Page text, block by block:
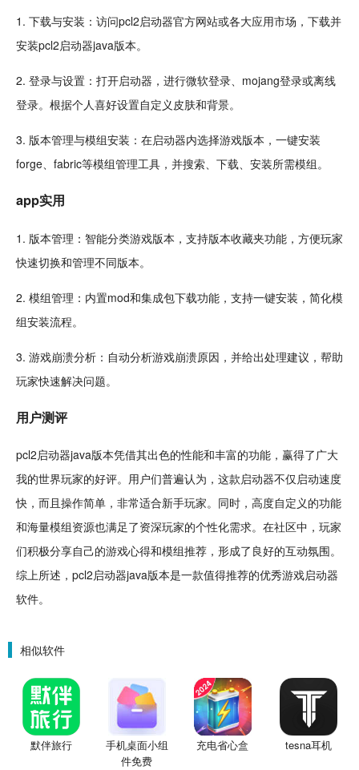
1. 下载与安装：访问pcl2启动器官方网站或各大应用市场 ，下载并
安装pcl2启动器java版本。
2. 登录与设置：打开启动器，进行微软登录、mojang登录或离线
登录。根据个人喜好设置自定义皮肤和背景。
3. 版本管理与模组安装：在启动器内选择游戏版本，一键安装
forge、fabric等模组管理工具，并搜索、下载、安装所需模组。
app实用
1. 版本管理： 智能分类游戏版本，支持版本收藏夹功能，方便玩家
快速切换和管理不同版本。
2. 模组管理：内置mod和集成包下载功能，支持一键安装，简化模
组安装流程。
3. 游戏崩溃分析：自动分析游戏崩溃原因，并给出处理建议，帮助
玩家快速解决问题。
用户测评
pcl2启动器java版本凭借其出色的性能和丰富的功能，赢得了广大
我的世界玩家的好评。用户们普遍认为，这款启动器不仅启动速度
快，而且操作简单 ，非常适合新手玩家。同时，高度自定义的功能
和海量模组资源也满足了资深玩家的个性化需求。在社区中，玩家
们积极分享自己的游戏心得和模组推荐，形成了良好的互动氛围。
综上所述，pcl2启动器java版本是一款值得推荐的优秀游戏启动器
软件。
相似软件
默伴旅行
手机桌面小组
件免费
充电省心盒 tesna耳机